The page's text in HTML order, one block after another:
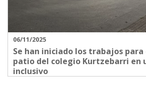
06/11/2025
Se han iniciado los trabajos
patio del colegio Kurtzebarri en
inclusivo